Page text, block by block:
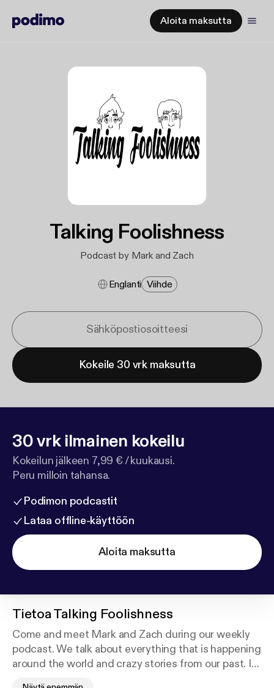
Aloita maksutta
Talking Foolishness
Podcast by Mark and Zach
Englanti Viihde
Kokeile 30 vrk maksutta
30 vrk ilmainen kokeilu
Kokeilun jälkeen 7,99 € / kuukausi.
Peru milloin tahansa.
Podimon podcastit
Lataa offline-käyttöön
Aloita maksutta
TietoaTalking Foolishness
Come and meet Mark and Zach during our weekly
podcast. We talk about everything that is happening
around the world and crazy stories from our past. If